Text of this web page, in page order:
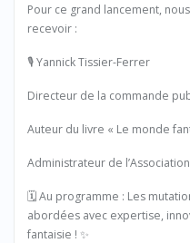
Pour ce grand lancement,
recevoir :
🎙️ Yannick Tissier-Ferrer
Directeur de la commande
Auteur du livre « Le monde
Administrateur de
🗓️ Au programme : Les
abordées avec expertise,
fantaisie ! ✨